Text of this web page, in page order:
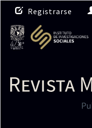
N
a
v
e
g
i
ó
Registrarse